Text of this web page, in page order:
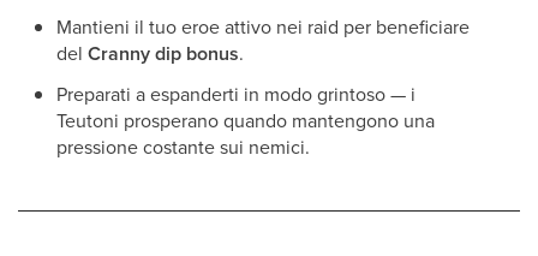
Mantieni il tuo eroe attivo nei raid per beneficiare
del Cranny dip bonus.
Preparati a espanderti in modo grintoso — i
Teutoni prosperano quando mantengono una
pressione costante sui nemici.